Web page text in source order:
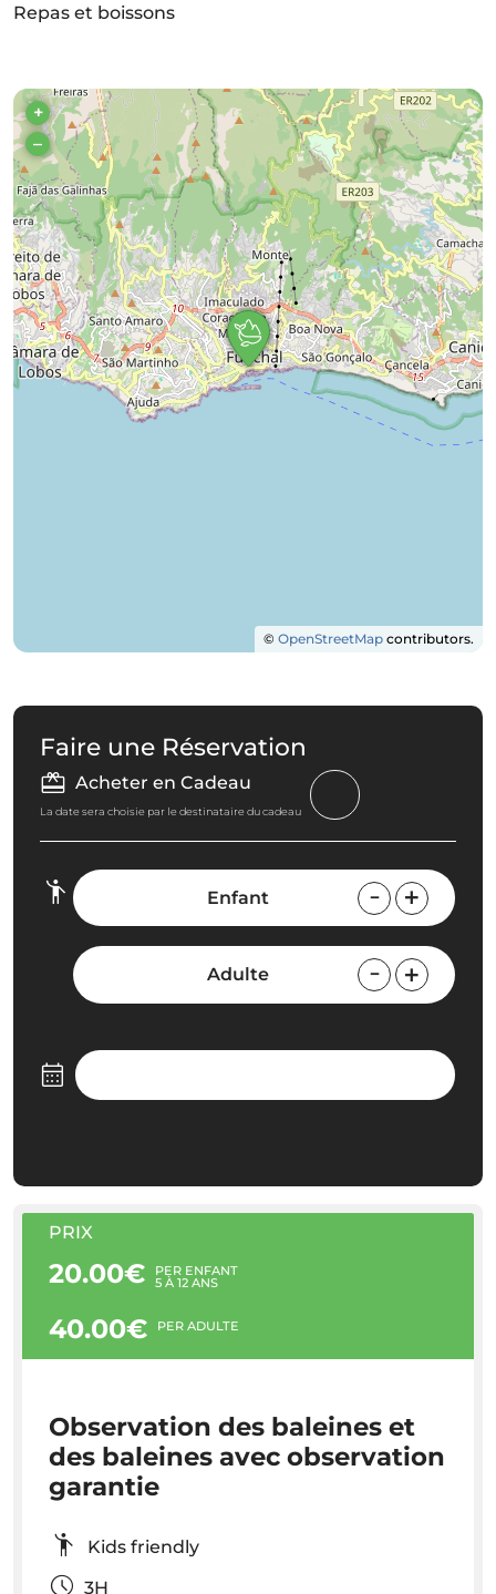
Repas et boissons
+
–
© OpenStreetMap contributors.
Faire une Réservation
Acheter en Cadeau
La date sera choisie par le destinataire du cadeau
Enfant
Adulte
PRIX
20.00€ PER ENFANT
5 À 12 ANS
40.00€ PER ADULTE
Observation des baleines et
des baleines avec observation
garantie
Kids friendly
3H